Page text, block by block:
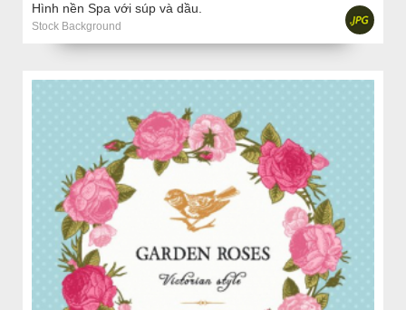
Hình nền Spa với súp và dầu.
Stock Background